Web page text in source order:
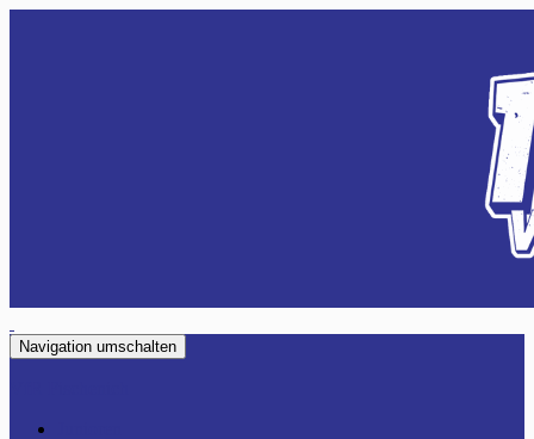
Navigation umschalten